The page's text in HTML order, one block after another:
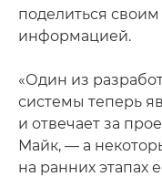
поделиться
информацией.
«Один из
системы теперь
и отвечает за
Майк, — а
на ранних этапах